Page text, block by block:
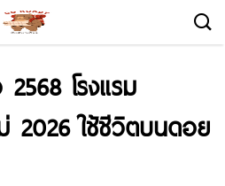
โรงแรม
ม่ 2026 ใช้ชีวิตบนดอย